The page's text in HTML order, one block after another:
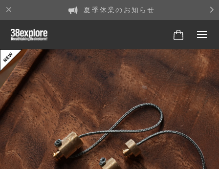
夏季休業のお知らせ